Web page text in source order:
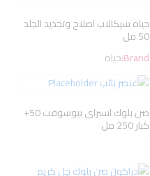
حياه سيكالاب اصلاح وتجديد الجلد
50 مل
Brand:حياه
صن بلوك اسبراى بيوسوفت 50+
كبار 250 مل